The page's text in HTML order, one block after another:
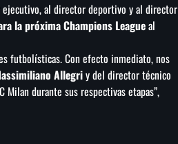
al director deportivo y al director
la próxima Champions Leagueal
futbolísticas. Con efecto inmediato, nos
Allegriy del director técnico
Milan durante sus respectivas etapas”,